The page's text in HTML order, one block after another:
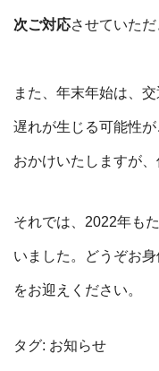
次ご対応させていただ
また、年末年始は、
遅れが生じる可能性が
おかけいたしますが
それでは、2022年も
いました。 どうぞお
をお迎えください。
タグ: お知らせ